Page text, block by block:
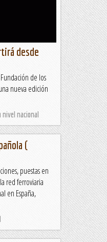
desde
de los
nueva edición
nacional
(
puestas en
red ferroviaria
en España,